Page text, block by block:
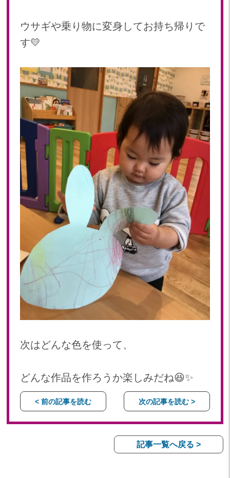
ウサギや乗り物に変身してお持ち帰りで
す💛
次はどんな色を使って、
どんな作品を作ろうか楽しみだね😆✨
< 前の記事を読む 次の記事を読む >
記事一覧へ戻る >